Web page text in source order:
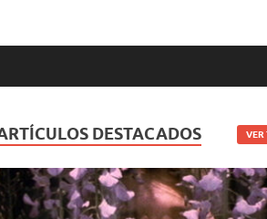
DESTACADOS VER